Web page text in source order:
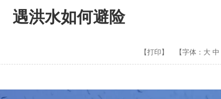
遇洪水如何避险
【打印】 【字体： 大 中